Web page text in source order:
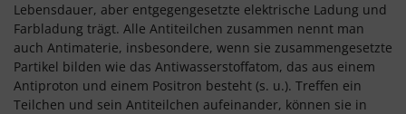
Lebensdauer, aber entgegengesetzte elektrische Ladung und
Farbladung trägt. Alle Antiteilchen zusammen nennt man
auch Antimaterie, insbesondere, wenn sie zusammengesetzte
Partikel bilden wie das Antiwasserstoffatom, das aus einem
Antiproton und einem Positron besteht (s. u.). Treffen ein
Teilchen und sein Antiteilchen aufeinander, können sie in